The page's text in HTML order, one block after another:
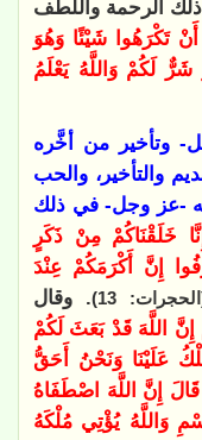
الرحمة واللطف
تَكْرَهُوا شَيْئًا وَهُوَ
لَكُمْ وَاللَّهُ يَعْلَمُ
وتأخير من أخَّره
والتأخير، والحب
-عز وجل- في ذلك
خَلَقْنَاكُمْ مِنْ ذَكَرٍ
إِنَّ أَكْرَمَكُمْ عِنْدَ
13)
. وقال
إِنَّ اللَّهَ قَدْ بَعَثَ لَكُمْ
عَلَيْنَا وَنَحْنُ أَحَقُّ
إِنَّ اللَّهَ اصْطَفَاهُ
وَاللَّهُ يُؤْتِي مُلْكَهُ